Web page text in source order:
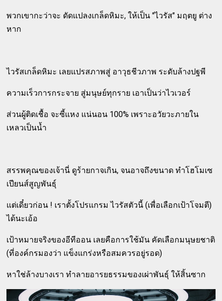
พวกเขากะว่าจะ ดัดแปลงเกล็ดหิมะ, ให้เป็น "ไวรัส" มฤตยู ต่าง
หาก
ไวรัสเกล็ดหิมะ เลยแปรสภาพสู่ อาวุธชีวภาพ ระดับล้างปฐพี
ความเร็วการกระจาย สู่มนุษย์ทุกราย เอาเป็นว่าไวเวอร์
ส่วนผู้ติดเชื้อ จะซี้แหง แน่นอน 100% เพราะอวัยวะภายใน
เหลวเป็นน้ำ
สรรพคุณของเจ้านี่ ดูร้ายกาจเกิน, จนอาจถึงขนาด ทำโฮโมเซ
เปียนส์สูญพันธุ์
แต่เดี๋ยวก่อน ! เราตั้งโปรแกรม ไวรัสตัวนี้ (เพื่อเลือกเป้าโจมตี)
ได้นะเอ้อ
เป้าหมายจริงของอีทีออน เลยคือการใช้มัน คัดเลือกมนุษยชาติ
(ที่องค์กรมองว่า แข็งแกร่งหรือสมควรอยู่รอด)
หาใช่ล้างบางเรา ทำลายอารยธรรมของเผ่าพันธุ์ ให้สิ้นซาก